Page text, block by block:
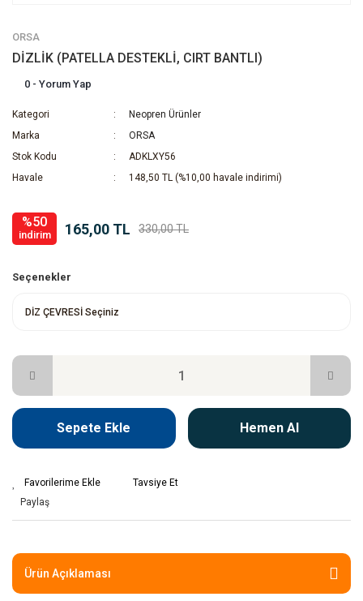
ORSA
DİZLİK (PATELLA DESTEKLİ, CIRT BANTLI)
0 - Yorum Yap
Kategori
Neopren Ürünler
Marka
ORSA
Stok Kodu
ADKLXY56
Havale
148,50 TL (%10,00 havale indirimi)
%50
indirim 165,00 TL 330,00 TL
Seçenekler
Sepete Ekle Hemen Al
Tavsiye Et
Paylaş
Ürün Açıklaması